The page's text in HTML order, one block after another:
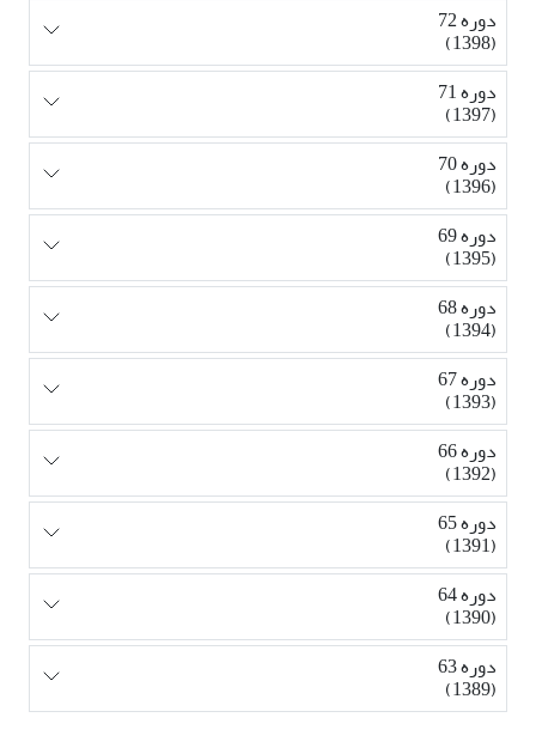
دوره 72
(1398)
دوره 71
(1397)
دوره 70
(1396)
دوره 69
(1395)
دوره 68
(1394)
دوره 67
(1393)
دوره 66
(1392)
دوره 65
(1391)
دوره 64
(1390)
دوره 63
(1389)